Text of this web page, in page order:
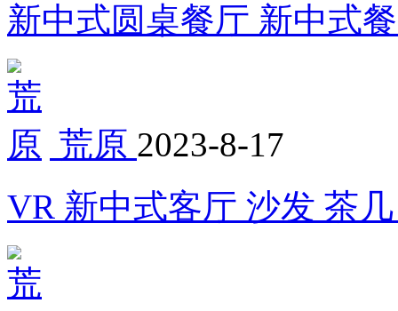
新中式圆桌餐厅 新中式
荒原 2023-8-17
VR 新中式客厅 沙发 茶